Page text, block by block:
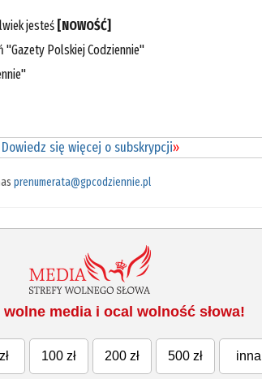
jesteś [NOWOŚĆ]
"Gazety Polskiej Codziennie"
Dowiedz się więcej o subskrypcji»
prenumerata@gpcodziennie.pl
media i ocal wolność słowa!
100 zł 200 zł 500 zł inna